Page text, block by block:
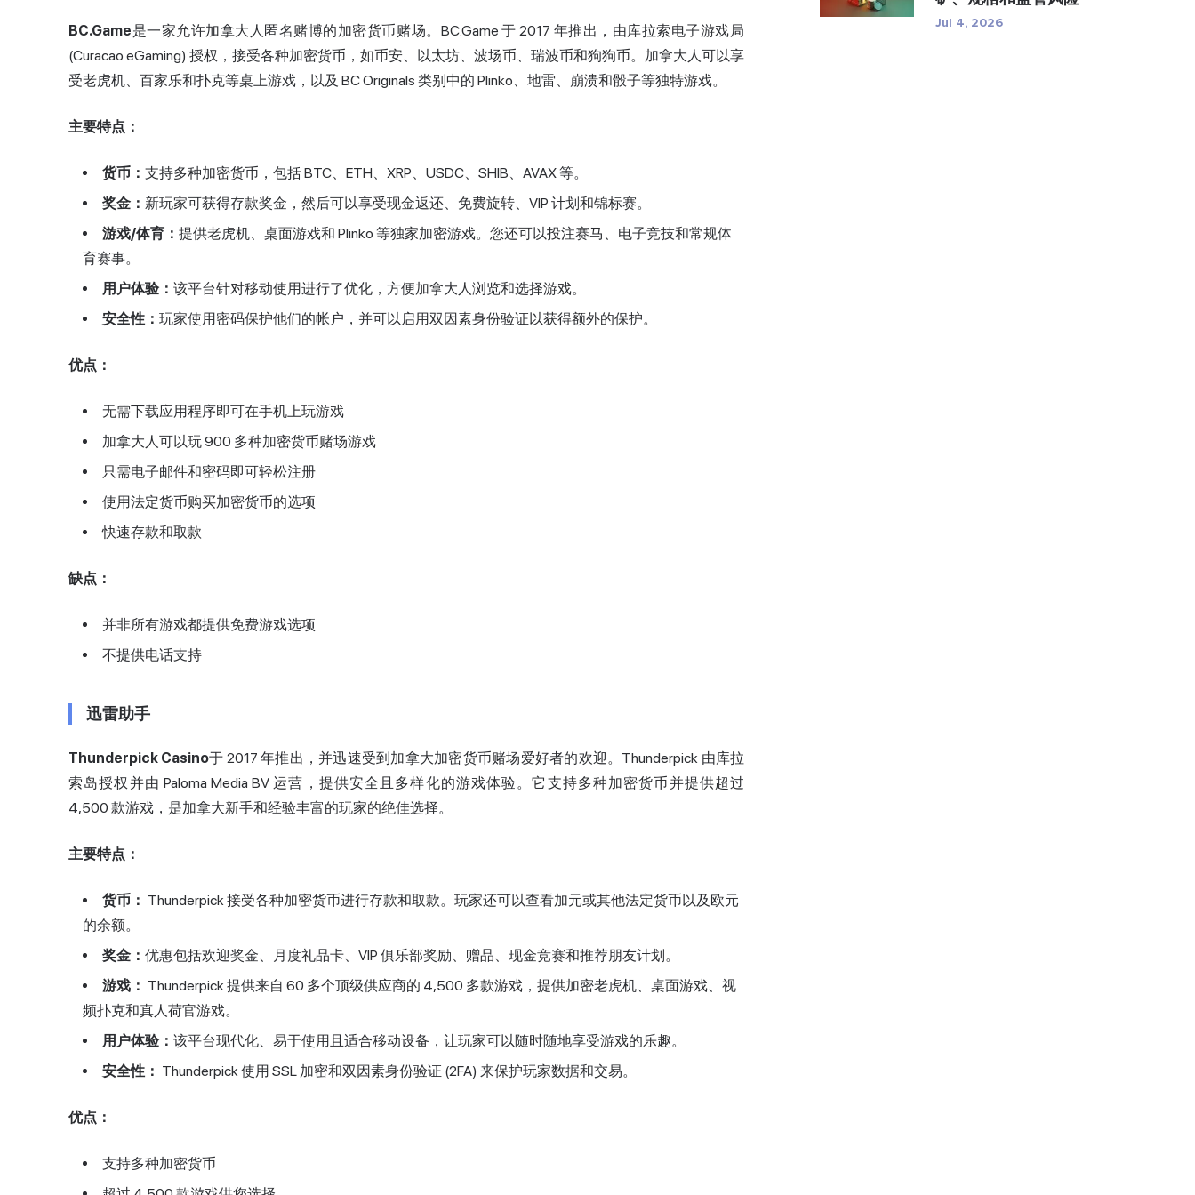
BC.Game是一家允许加拿大人匿名赌博的加密货币赌场。BC.Game 于 2017 年推出，由库拉索电子游戏局
(Curacao eGaming) 授权，接受各种加密货币，如币安、以太坊、波场币、瑞波币和狗狗币。加拿大人可以享
受老虎机、百家乐和扑克等桌上游戏，以及 BC Originals 类别中的 Plinko、地雷、崩溃和骰子等独特游戏。
主要特点：
货币： 支持多种加密货币，包括 BTC、ETH、XRP、USDC、SHIB、AVAX 等。
奖金： 新玩家可获得存款奖金，然后可以享受现金返还、免费旋转、VIP 计划和锦标赛。
游戏/体育： 提供老虎机、桌面游戏和 Plinko 等独家加密游戏。您还可以投注赛马、电子竞技和常规体
育赛事。
用户体验： 该平台针对移动使用进行了优化，方便加拿大人浏览和选择游戏。
安全性： 玩家使用密码保护他们的帐户，并可以启用双因素身份验证以获得额外的保护。
优点：
无需下载应用程序即可在手机上玩游戏
加拿大人可以玩 900 多种加密货币赌场游戏
只需电子邮件和密码即可轻松注册
使用法定货币购买加密货币的选项
快速存款和取款
缺点：
并非所有游戏都提供免费游戏选项
不提供电话支持
迅雷助手
Thunderpick Casino于 2017 年推出，并迅速受到加拿大加密货币赌场爱好者的欢迎。Thunderpick 由库拉
索岛授权并由 Paloma Media BV 运营，提供安全且多样化的游戏体验。它支持多种加密货币并提供超过
4,500 款游戏，是加拿大新手和经验丰富的玩家的绝佳选择。
主要特点：
货币： Thunderpick 接受各种加密货币进行存款和取款。玩家还可以查看加元或其他法定货币以及欧元
的余额。
奖金： 优惠包括欢迎奖金、月度礼品卡、VIP 俱乐部奖励、赠品、现金竞赛和推荐朋友计划。
游戏： Thunderpick 提供来自 60 多个顶级供应商的 4,500 多款游戏，提供加密老虎机、桌面游戏、视
频扑克和真人荷官游戏。
用户体验： 该平台现代化、易于使用且适合移动设备，让玩家可以随时随地享受游戏的乐趣。
安全性： Thunderpick 使用 SSL 加密和双因素身份验证 (2FA) 来保护玩家数据和交易。
优点：
支持多种加密货币
Jul 4, 2026